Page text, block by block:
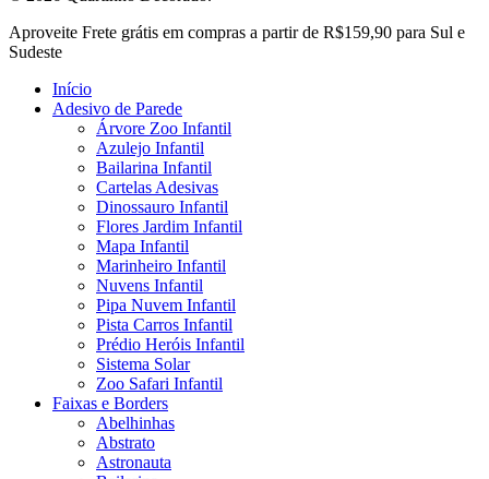
Close
Menu
Aproveite Frete grátis em compras a partir de R$159,90 para Sul e
Sudeste
Início
Adesivo de Parede
Árvore Zoo Infantil
Azulejo Infantil
Bailarina Infantil
Cartelas Adesivas
Dinossauro Infantil
Flores Jardim Infantil
Mapa Infantil
Marinheiro Infantil
Nuvens Infantil
Pipa Nuvem Infantil
Pista Carros Infantil
Prédio Heróis Infantil
Sistema Solar
Zoo Safari Infantil
Faixas e Borders
Abelhinhas
Abstrato
Astronauta